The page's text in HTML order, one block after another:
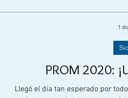
PROM 2020:
Llegó el día tan esperado por
1